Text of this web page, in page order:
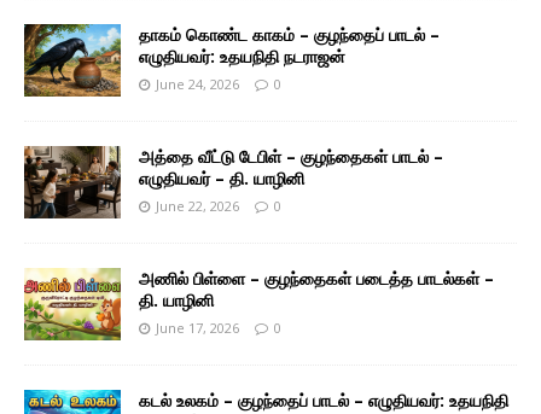
தாகம் கொண்ட காகம் – குழந்தைப் பாடல் –
எழுதியவர்: உதயநிதி நடராஜன்
June 24, 2026 0
அத்தை வீட்டு டேபிள் – குழந்தைகள் பாடல் –
எழுதியவர் – தி. யாழினி
June 22, 2026 0
அணில் பிள்ளை – குழந்தைகள் படைத்த பாடல்கள் –
தி. யாழினி
June 17, 2026 0
கடல் உலகம் – குழந்தைப் பாடல் – எழுதியவர்: உதயநிதி